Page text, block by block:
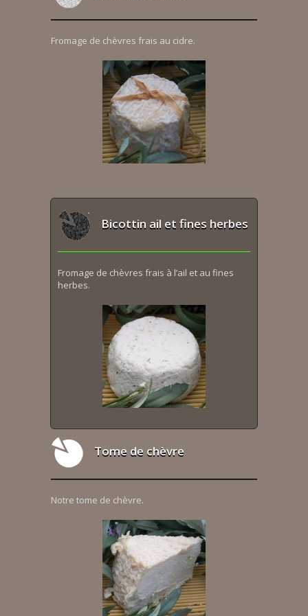
Fromage de chèvres frais au cidre.
Bicottin ail et fines herbes
Fromage de chèvres frais à l’ail et au fines
herbes.
Tome de chèvre
Notre tome de chèvre.